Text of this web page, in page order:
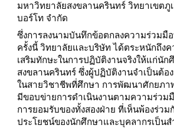
มหาวิทยาลัยสงขลานครินทร์ วิทยาเขตภู
บอร์โท จำกัด
ซึ่งการลงนามบันทึกข้อตกลงความร่วมมื
ครั้งนี้ วิทยาลัยและบริษัท ได้ตระหนักถึง
เสริมทักษะในการปฏิบัติงานจริงให้แก่นั
สงขลานครินทร์ ซึ่งผู้ปฏิบัติงานจำเป็นต้อ
ในสายวิชาชีพที่ศึกษา การพัฒนาศักยภา
มีขอบข่ายการดำเนินงานตามความร่วม
การยอมรับของทั้งสองฝ่าย ที่เห็นพ้องร่วม
ประโยชน์ของนักศึกษาและบุคลากรเป็น